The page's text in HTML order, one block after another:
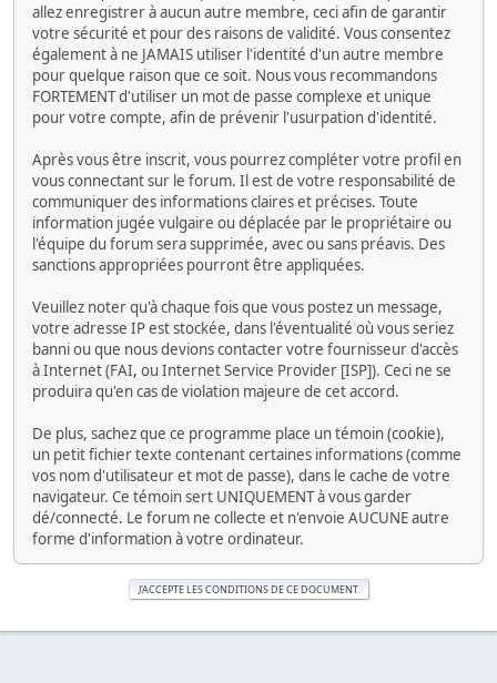
allez enregistrer à aucun autre membre, ceci afin de garantir
votre sécurité et pour des raisons de validité. Vous consentez
également à ne JAMAIS utiliser l'identité d'un autre membre
pour quelque raison que ce soit. Nous vous recommandons
FORTEMENT d'utiliser un mot de passe complexe et unique
pour votre compte, afin de prévenir l'usurpation d'identité.
Après vous être inscrit, vous pourrez compléter votre profil en
vous connectant sur le forum. Il est de votre responsabilité de
communiquer des informations claires et précises. Toute
information jugée vulgaire ou déplacée par le propriétaire ou
l'équipe du forum sera supprimée, avec ou sans préavis. Des
sanctions appropriées pourront être appliquées.
Veuillez noter qu'à chaque fois que vous postez un message,
votre adresse IP est stockée, dans l'éventualité où vous seriez
banni ou que nous devions contacter votre fournisseur d'accès
à Internet (FAI, ou Internet Service Provider [ISP]). Ceci ne se
produira qu'en cas de violation majeure de cet accord.
De plus, sachez que ce programme place un témoin (cookie),
un petit fichier texte contenant certaines informations (comme
vos nom d'utilisateur et mot de passe), dans le cache de votre
navigateur. Ce témoin sert UNIQUEMENT à vous garder
dé/connecté. Le forum ne collecte et n'envoie AUCUNE autre
forme d'information à votre ordinateur.